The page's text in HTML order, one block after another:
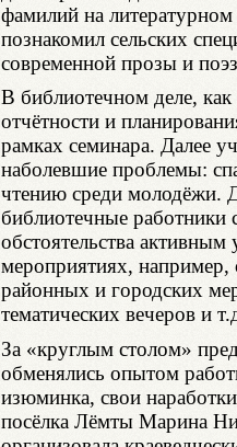
фамилий на
познакомил сельских
современной прозы и
В библиотечном деле,
отчётности и
рамках семинара. Далее
наболевшие проблемы:
чтению среди молодёжи.
библиотечные работники
обстоятельства
мероприятиях, например,
районных и городских
тематических вечеров и
За «круглым столом»
обменялись опытом
изюминка, свои
посёлка Лёмты Марина